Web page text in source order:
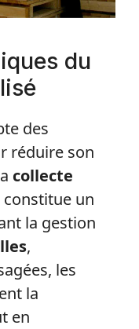
du
des
réduire son
collecte
constitue un
la gestion
,
les
la
en